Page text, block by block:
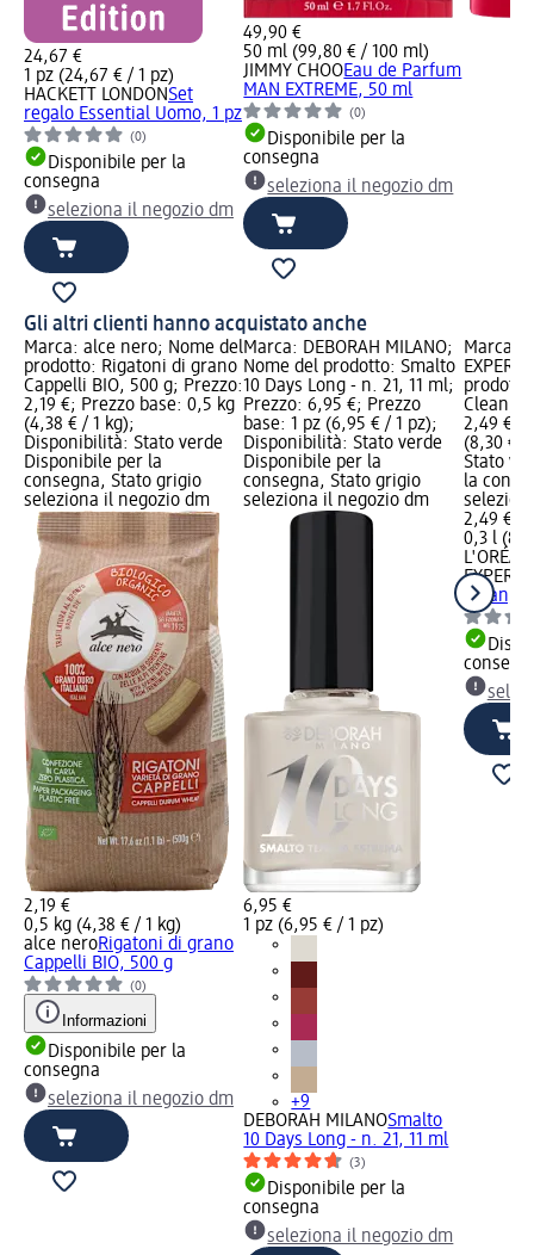
24,67 €
1 pz (24,67 € / 1 pz)
HACKETT LONDONSet
regalo Essential Uomo, 1 pz
(0)
Disponibile per la
consegna
seleziona il negozio dm
49,90 €
50 ml (99,80 € / 100 ml)
JIMMY CHOOEau de Parfum
MAN EXTREME, 50 ml
(0)
Disponibile per la
consegna
seleziona il negozio dm
Gli altri clienti hanno acquistato anche
Marca: alce nero; Nome del
prodotto: Rigatoni di grano
Cappelli BIO, 500 g; Prezzo:
2,19 €; Prezzo base: 0,5 kg
(4,38 € / 1 kg);
Disponibilità: Stato verde
Disponibile per la
consegna, Stato grigio
seleziona il negozio dm
2,19 €
0,5 kg (4,38 € / 1 kg)
alce neroRigatoni di grano
Cappelli BIO, 500 g
(0)
Informazioni
Disponibile per la
consegna
seleziona il negozio dm
Marca: DEBORAH MILANO;
Nome del prodotto: Smalto
10 Days Long - n. 21, 11 ml;
Prezzo: 6,95 €; Prezzo
base: 1 pz (6,95 € / 1 pz);
Disponibilità: Stato verde
Disponibile per la
consegna, Stato grigio
seleziona il negozio dm
6,95 €
1 pz (6,95 € / 1 pz)
+9
DEBORAH MILANOSmalto
10 Days Long - n. 21, 11 ml
(3)
Disponibile per la
consegna
seleziona il negozio dm
Marca:
Clean,
2,49 €;
(8,30 €
Stato
la
2,49 €
0,3 l
L'ORÉAL
EXPERT
Clean,